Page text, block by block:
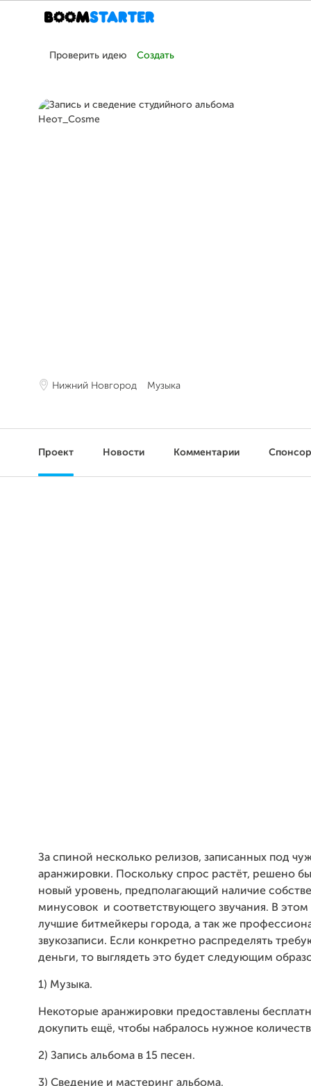
Проверить идею Создать
Нижний Новгород Музыка
Проект Новости Комментарии
За спиной несколько релизов, записанных под
аранжировки. Поскольку спрос растёт, решено
новый уровень, предполагающий наличие
минусовок и соответствующего звучания. В
лучшие битмейкеры города, а так же
звукозаписи. Если конкретно распределять
деньги, то выглядеть это будет следующим
1) Музыка.
Некоторые аранжировки предоставлены
докупить ещё, чтобы набралось нужное
2) Запись альбома в 15 песен.
3) Сведение и мастеринг альбома.